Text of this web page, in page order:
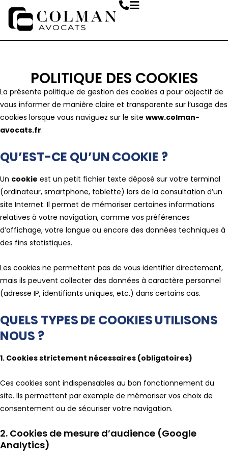
principal
POLITIQUE DES COOKIES
La présente politique de gestion des cookies a pour objectif de
vous informer de manière claire et transparente sur l’usage des
cookies lorsque vous naviguez sur le site www.colman-
avocats.fr.
QU’EST-CE QU’UN COOKIE ?
Un cookie est un petit fichier texte déposé sur votre terminal
(ordinateur, smartphone, tablette) lors de la consultation d’un
site Internet. Il permet de mémoriser certaines informations
relatives à votre navigation, comme vos préférences
d’affichage, votre langue ou encore des données techniques à
des fins statistiques.
Les cookies ne permettent pas de vous identifier directement,
mais ils peuvent collecter des données à caractère personnel
(adresse IP, identifiants uniques, etc.) dans certains cas.
QUELS TYPES DE COOKIES UTILISONS
NOUS ?
1. Cookies strictement nécessaires (obligatoires)
Ces cookies sont indispensables au bon fonctionnement du
site. Ils permettent par exemple de mémoriser vos choix de
consentement ou de sécuriser votre navigation.
2. Cookies de mesure d’audience (Google
Analytics)